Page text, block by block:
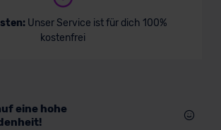
Unser Service ist für dich 100%
kostenfrei
eine hohe